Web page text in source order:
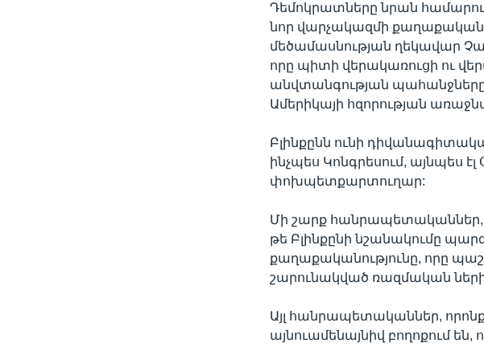
Դեմոկրատները նրան
նոր վարչակազմի
մեծամասնության ղեկավար Չաք
որը պիտի վերակառուցի ու
անվտանգության
Ամերիկայի հզորության
Բլինքընն ունի
ինչպես Կոնգրեսում, այնպես
փոխպետքարտուղար:
Մի շարք հանրապետականներ,
թե Բլինքընի նշանակումը
քաղաքականությունը, որը
շարունակված ռազմական
Այլ հանրապետականներ,
այնուամենայնիվ բողոքում